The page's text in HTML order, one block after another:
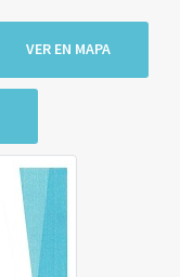
VER EN MAPA